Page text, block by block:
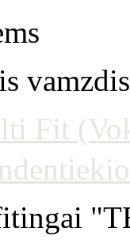
Fit